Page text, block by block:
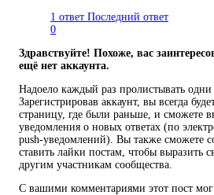
1 ответ Последний ответ
0
Здравствуйте! Похоже, вас
ещё нет аккаунта.
Надоело каждый раз пролистывать
Зарегистрировав аккаунт, вы всегда
страницу, где были раньше, и сможете
уведомления о новых ответах (по
push-уведомлений). Вы также сможете
ставить лайки постам, чтобы выразить
другим участникам сообщества.
С вашими комментариями этот пост